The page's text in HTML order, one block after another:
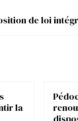
de loi
la